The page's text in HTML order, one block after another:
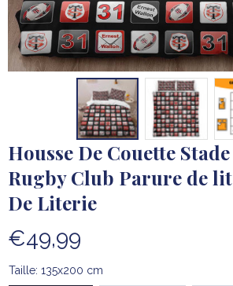
Housse De Couette
Rugby Club Parure de
De Literie
€49,99
Taille: 135x200 cm